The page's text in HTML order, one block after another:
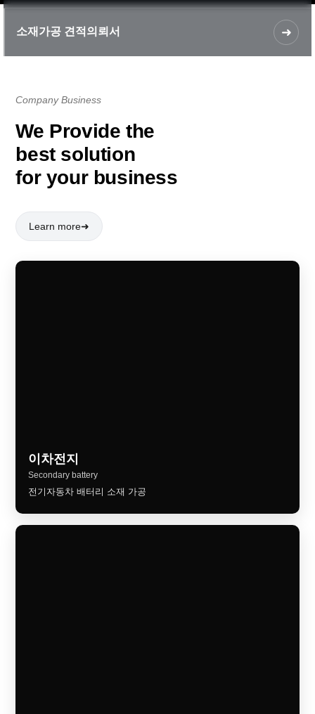
소재가공 견적의뢰서 ➜
Company Business
We Provide the
best solution
for your business
Learn more➜
이차전지
Secondary battery
전기자동차 배터리 소재 가공